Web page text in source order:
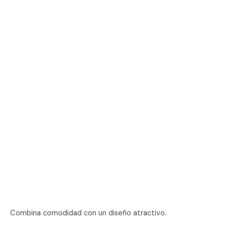
Combina comodidad con un diseño atractivo.